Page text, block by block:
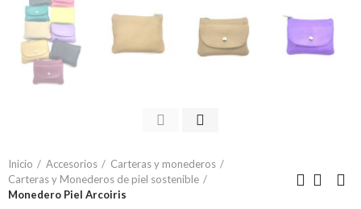
Inicio Accesorios
Carteras y monederos
Carteras y Monederos de piel sostenible
Monedero Piel Arcoiris